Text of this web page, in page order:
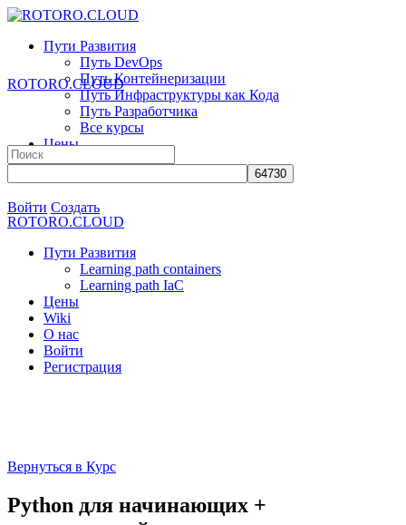
Toggle
Panel
Пути Развития
Путь DevOps
Путь Контейнеризации
Путь Инфраструктуры как Кода
Путь Разработчика
Все курсы
Цены
Wiki
More
options
Войти Создать
ROTORO.CLOUD
Search
for:
ROTORO.CLOUD
Пути Развития
Learning path containers
Learning path IaC
Цены
Wiki
О нас
Войти
Регистрация
Вернуться в Курс
Python для начинающих +